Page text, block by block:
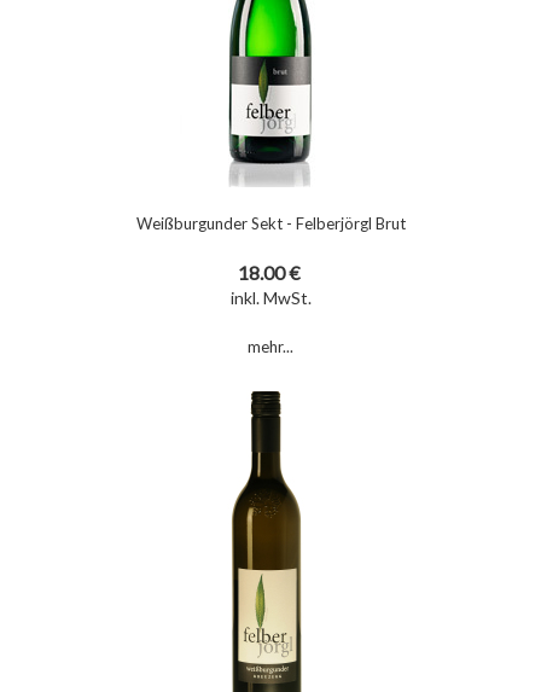
Weißburgunder Sekt - Felberjörgl Brut
18.00 €
inkl. MwSt.
mehr...